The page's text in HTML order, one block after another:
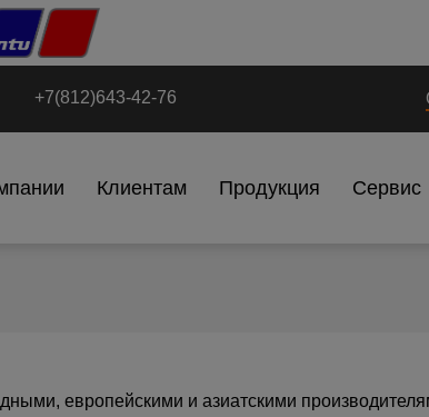
+7(812)643-42-76
Клиентам Продукция Сервис
европейскими и азиатскими